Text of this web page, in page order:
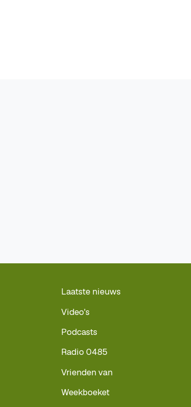
Laatste nieuws
Video's
Podcasts
Radio 0485
Vrienden van
Weekboeket